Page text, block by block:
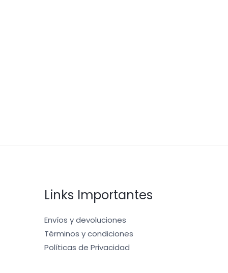
Links Importantes
Envíos y devoluciones
Términos y condiciones
Políticas de Privacidad